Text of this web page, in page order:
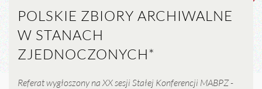
POLSKIE ZBIORY ARCHIWALNE
W STANACH
ZJEDNOCZONYCH*
Referat wygłoszony na XX sesji Stałej Konferencji MABPZ -